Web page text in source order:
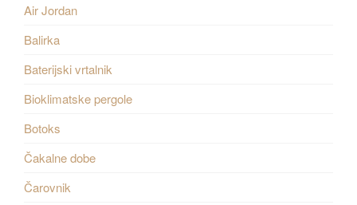
Air Jordan
Balirka
Baterijski vrtalnik
Bioklimatske pergole
Botoks
Čakalne dobe
Čarovnik